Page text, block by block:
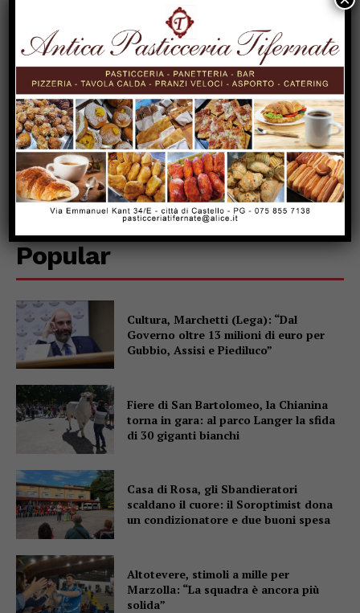
Popular
Cultura, Marchetti (Lega): “Dal
Governo oltre 13 milioni di euro per
Gubbio, Assisi e Piediluco”
Fiere di San Bartolomeo, la Chianina
torna in gara: al parco Langer la sfida
di 30 giganti bianchi
Casa di Rosa, gli Sbandieratori
scaldano il cuore: il Soroptimist dona
un condizionatore e due buoni spesa
Altotevere, stimoli a mille per
Marzolla: “La squadra è ancora più
solida”